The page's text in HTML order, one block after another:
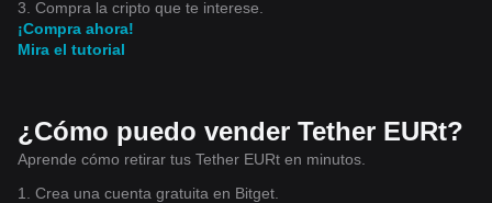
cryptocurrency trends, explore our article on key
developments shaping stablecoin adoption and institutional
investment. Disclaimer: The information provided is not
and/or consultation with a qualified professional before
making any investment decisions.
3. Compra la cripto que te interese.
¡Compra ahora!
Mira el tutorial
¿Cómo puedo vender Tether EURt?
Aprende cómo retirar tus Tether EURt en minutos.
1. Crea una cuenta gratuita en Bitget.